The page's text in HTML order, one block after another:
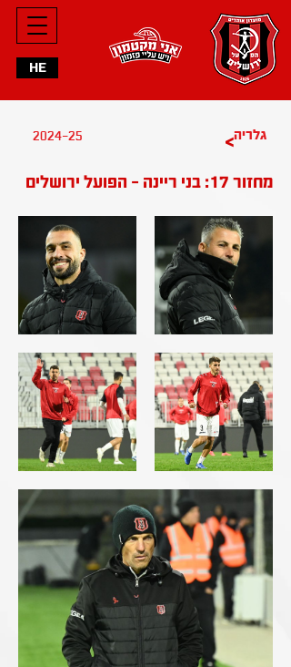
HE
2024-25 >גלריה
מחזור 17: בני ריינה - הפועל ירושלים